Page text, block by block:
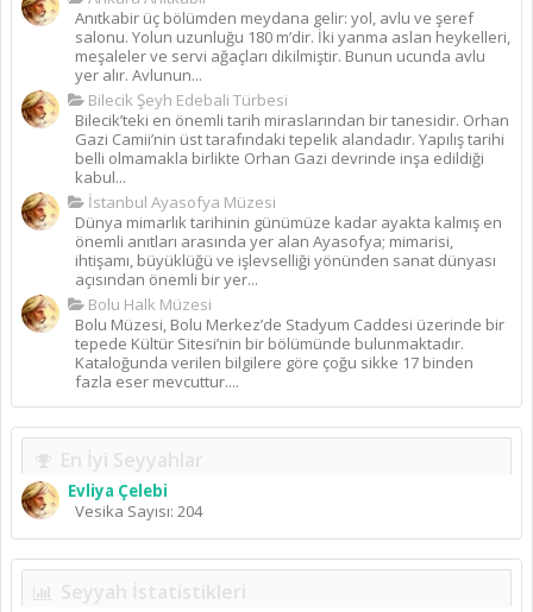
Anıtkabir üç bölümden meydana gelir: yol, avlu ve şeref
salonu. Yolun uzunluğu 180 m’dir. İki yanma aslan heykelleri,
meşaleler ve servi ağaçları dikilmiştir. Bunun ucunda avlu
yer alır. Avlunun...
Bilecik Şeyh Edebali Türbesi
Bilecik’teki en önemli tarih miraslarından bir tanesidir. Orhan
Gazi Camii’nin üst tarafındaki tepelik alandadır. Yapılış tarihi
belli olmamakla birlikte Orhan Gazi devrinde inşa edildiği
kabul...
İstanbul Ayasofya Müzesi
Dünya mimarlık tarihinin günümüze kadar ayakta kalmış en
önemli anıtları arasında yer alan Ayasofya; mimarisi,
ihtişamı, büyüklüğü ve işlevselliği yönünden sanat dünyası
açısından önemli bir yer...
Bolu Halk Müzesi
Bolu Müzesi, Bolu Merkez’de Stadyum Caddesi üzerinde bir
tepede Kültür Sitesi’nin bir bölümünde bulunmaktadır.
Kataloğunda verilen bilgilere göre çoğu sikke 17 binden
fazla eser mevcuttur....
En İyi Seyyahlar
Evliya Çelebi
Vesika Sayısı: 204
Seyyah İstatistikleri